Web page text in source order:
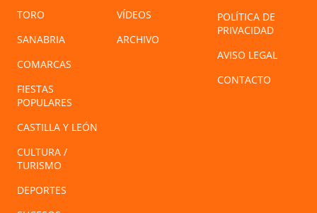
TORO
SANABRIA
COMARCAS
FIESTAS
POPULARES
CASTILLA Y LEÓN
CULTURA /
TURISMO
DEPORTES
VÍDEOS
ARCHIVO
POLÍTICA DE
PRIVACIDAD
AVISO LEGAL
CONTACTO